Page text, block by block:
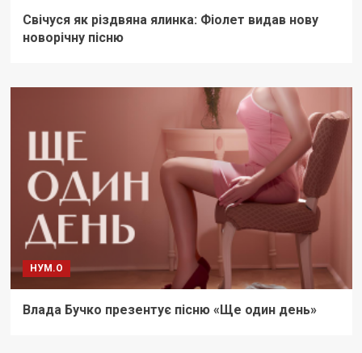
Свічуся як різдвяна ялинка: Фіолет видав нову
новорічну пісню
НУМ.О
Влада Бучко презентує пісню «Ще один день»